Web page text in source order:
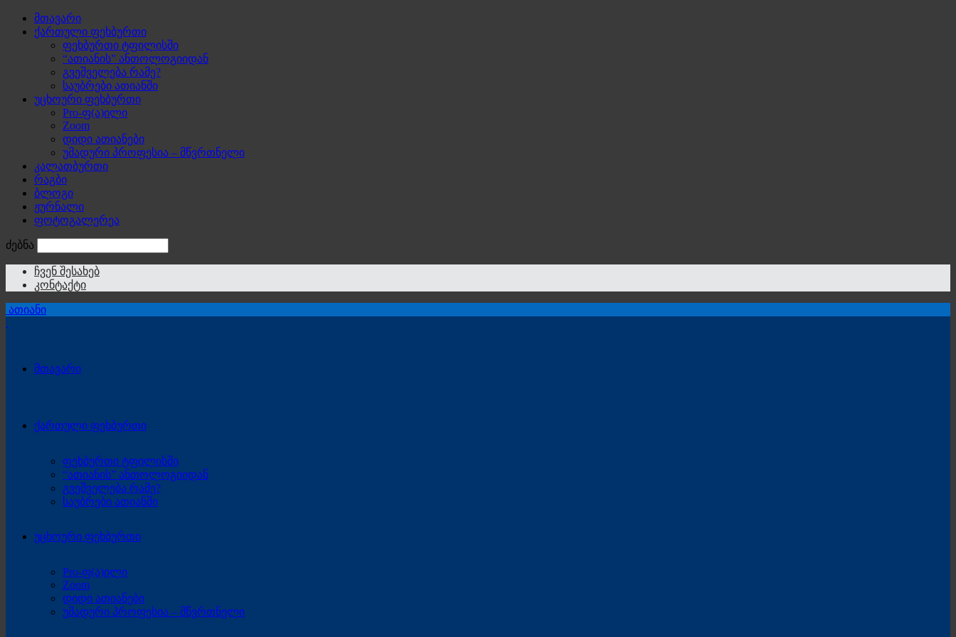
მთავარი
ქართული ფეხბურთი
ფეხბურთი ტფილისში
“ათიანის” ანთოლოგიიდან
გვეშველება რამე?
საუბრები ათიანში
უცხოური ფეხბურთი
Pro-ფ(ა)ილი
Zoom
დიდი ათიანები
უმადური პროფესია – მწვრთნელი
კალათბურთი
რაგბი
ბლოგი
ჟურნალი
ფოტოგალერეა
ძებნა
ჩვენ შესახებ
კონტაქტი
ათიანი
მთავარი
ქართული ფეხბურთი
ფეხბურთი ტფილისში
“ათიანის” ანთოლოგიიდან
გვეშველება რამე?
საუბრები ათიანში
უცხოური ფეხბურთი
Pro-ფ(ა)ილი
Zoom
დიდი ათიანები
უმადური პროფესია – მწვრთნელი